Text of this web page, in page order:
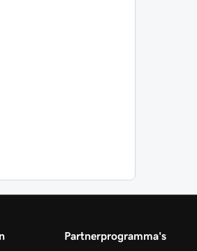
Partnerprogramma's